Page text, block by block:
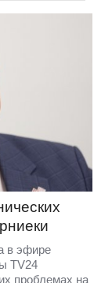
в эфире
TV24
проблемах на